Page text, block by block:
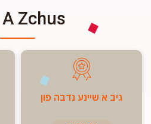
Zchus
גיב א שיינע נדבה פון